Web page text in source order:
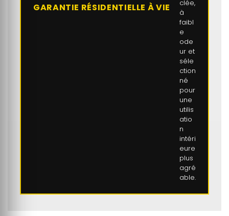
GARANTIE RÉSIDENTIELLE À VIE
clée,
à
faibl
e
ode
ur et
séle
ction
né
pour
une
utilis
atio
n
intéri
eure
plus
agré
able.